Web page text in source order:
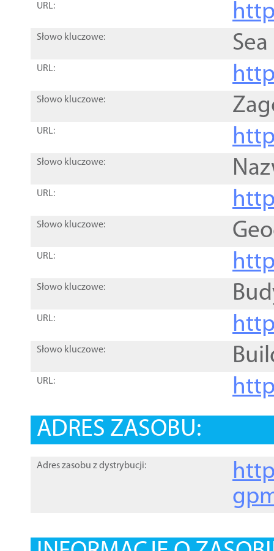
URL:
Słowo kluczowe:
URL:
Słowo kluczowe:
URL:
Słowo kluczowe:
URL:
Słowo kluczowe:
URL:
Słowo kluczowe:
URL:
Słowo kluczowe:
URL:
ADRES ZASOBU:
Adres zasobu z dystrybucji: